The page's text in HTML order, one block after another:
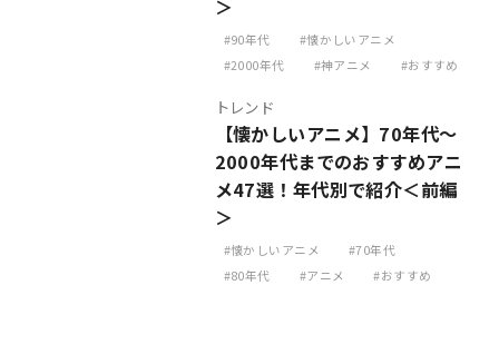
＞
90年代
懐かしいアニメ
2000年代
神アニメ おすすめ
トレンド
【懐かしいアニメ】70年代〜
2000年代までのおすすめアニ
メ47選！年代別で紹介＜前編
＞
懐かしいアニメ
70年代
80年代
アニメ おすすめ